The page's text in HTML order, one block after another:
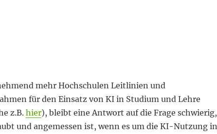
mehr Hochschulen Leitlinien und
für den Einsatz von KI in Studium und Lehre
z.B.hier), bleibt eine Antwort auf die Frage schwierig,
und angemessen ist, wenn es um die KI-Nutzung in